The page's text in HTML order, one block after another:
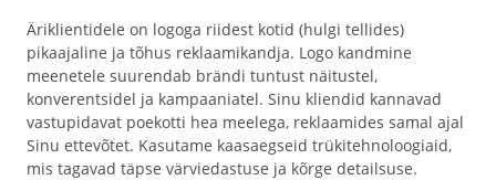
Äriklientidele on logoga riidest kotid (hulgi tellides)
pikaajaline ja tõhus reklaamikandja. Logo kandmine
meenetele suurendab brändi tuntust näitustel,
konverentsidel ja kampaaniatel. Sinu kliendid kannavad
vastupidavat poekotti hea meelega, reklaamides samal ajal
Sinu ettevõtet. Kasutame kaasaegseid trükitehnoloogiaid,
mis tagavad täpse värviedastuse ja kõrge detailsuse.